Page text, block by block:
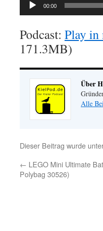
00:00
Podcast: Play in
171.3MB)
Über
Alle
Dieser Beitrag wurde
← LEGO Mini Ultimate
Polybag 30526)